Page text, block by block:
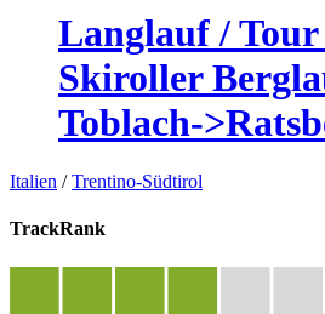
Langlauf / Tour
Skiroller
Toblach-
Italien /Trentino-Südtirol
TrackRank